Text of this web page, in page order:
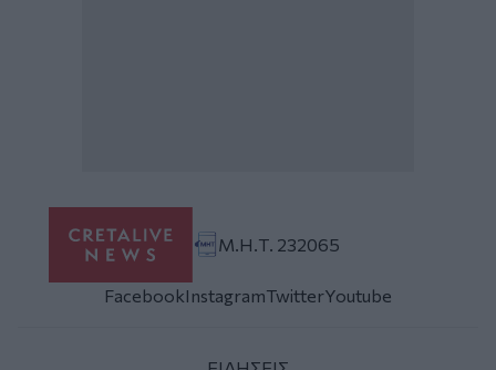
Μ.Η.Τ. 232065
FacebookInstagramTwitterYoutube